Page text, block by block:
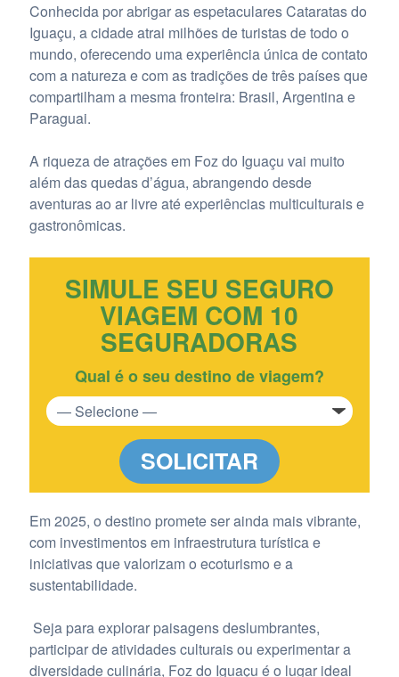
Conhecida por abrigar as espetaculares Cataratas do
Iguaçu, a cidade atrai milhões de turistas de todo o
mundo, oferecendo uma experiência única de contato
com a natureza e com as tradições de três países que
compartilham a mesma fronteira: Brasil, Argentina e
Paraguai.
A riqueza de atrações em Foz do Iguaçu vai muito
além das quedas d’água, abrangendo desde
aventuras ao ar livre até experiências multiculturais e
gastronômicas.
SIMULE SEU SEGURO
VIAGEM COM 10
SEGURADORAS
Qual é o seu destino de viagem?
SOLICITAR
Em 2025, o destino promete ser ainda mais vibrante,
com investimentos em infraestrutura turística e
iniciativas que valorizam o ecoturismo e a
sustentabilidade.
Seja para explorar paisagens deslumbrantes,
participar de atividades culturais ou experimentar a
diversidade culinária, Foz do Iguaçu é o lugar ideal